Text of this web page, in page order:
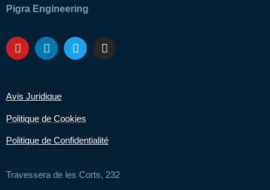
Pigra Engineering
Avis Juridique
Politique de Cookies
Politique de Confidentialité
Travessera de les Corts, 232